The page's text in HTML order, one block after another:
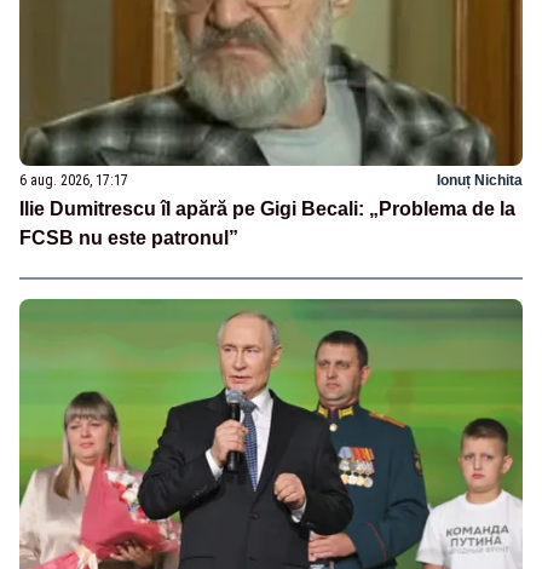
6 aug. 2026, 17:17 Ionuț Nichita
Ilie Dumitrescu îl apără pe Gigi Becali: „Problema de la
FCSB nu este patronul”